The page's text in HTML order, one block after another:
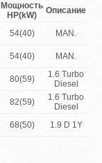
Мощность
HP(kW)
Описание
54(40) MAN.
54(40) MAN.
80(59)
1.6 Turbo
Diesel
82(59)
1.6 Turbo
Diesel
68(50) 1.9 D 1Y